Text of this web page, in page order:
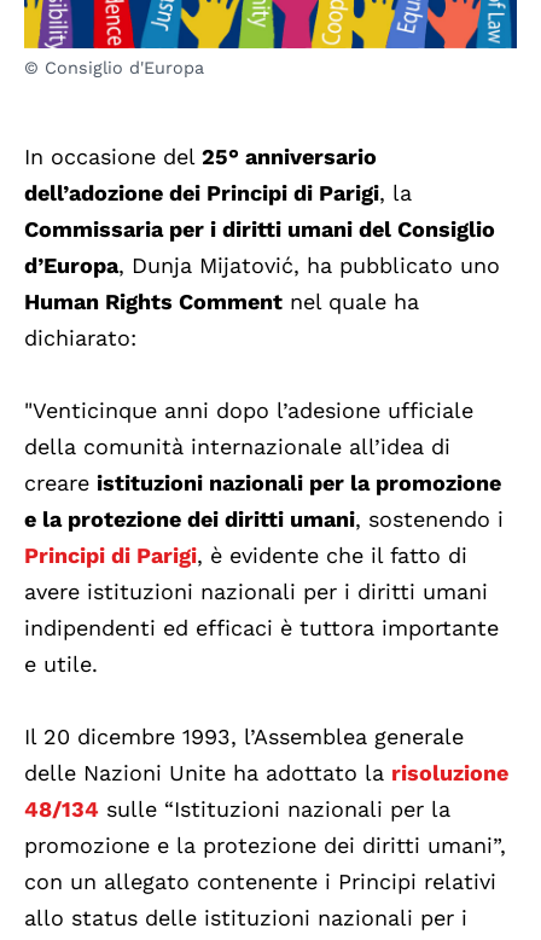
© Consiglio d'Europa
In occasione del 25° anniversario
dell’adozione dei Principi di Parigi, la
Commissaria per i diritti umani del Consiglio
d’Europa, Dunja Mijatović, ha pubblicato uno
Human Rights Comment nel quale ha
dichiarato:
"Venticinque anni dopo l’adesione ufficiale
della comunità internazionale all’idea di
creare istituzioni nazionali per la promozione
e la protezione dei diritti umani, sostenendo i
Principi di Parigi, è evidente che il fatto di
avere istituzioni nazionali per i diritti umani
indipendenti ed efficaci è tuttora importante
e utile.
Il 20 dicembre 1993, l’Assemblea generale
delle Nazioni Unite ha adottato la risoluzione
48/134 sulle “Istituzioni nazionali per la
promozione e la protezione dei diritti umani”,
con un allegato contenente i Principi relativi
allo status delle istituzioni nazionali per i